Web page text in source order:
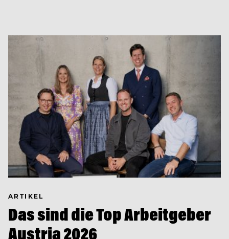
ARTIKEL
Das sind die Top Arbeitgeber
Austria 2026